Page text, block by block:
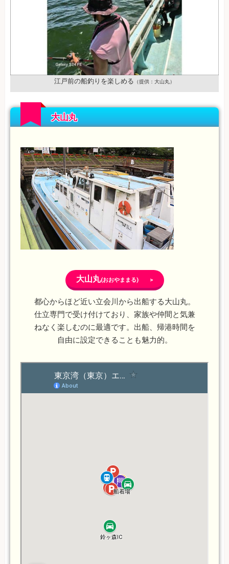
江戸前の船釣りを楽しめる （提供：大山丸）
大山丸
大山丸(おおやままる) >
都心からほど近い立会川から出船する大山丸。
仕立専門で受け付けており、家族や仲間と気兼
ねなく楽しむのに最適です。出船、帰港時間を
自由に設定できることも魅力的。